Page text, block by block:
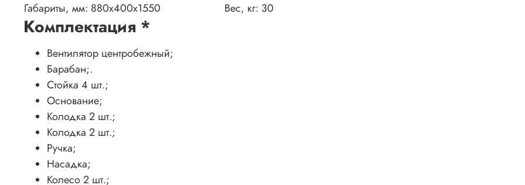
Габариты, мм: 880х400х1550 Вес, кг: 30
Комплектация *
Вентилятор центробежный;
Барабан;.
Стойка 4 шт.;
Основание;
Колодка 2 шт.;
Колодка 2 шт.;
Ручка;
Насадка;
Колесо 2 шт.;